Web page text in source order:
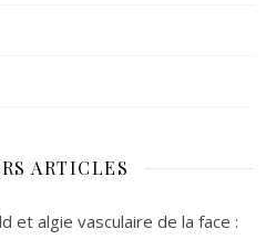
ARTICLES
et algie vasculaire de la face :